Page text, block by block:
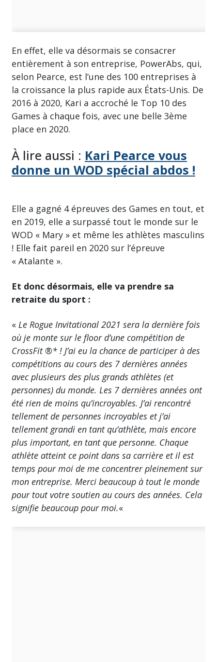
En effet, elle va désormais se consacrer
entièrement à son entreprise, PowerAbs, qui,
selon Pearce, est l’une des 100 entreprises à
la croissance la plus rapide aux États-Unis. De
2016 à 2020, Kari a accroché le Top 10 des
Games à chaque fois, avec une belle 3ème
place en 2020.
À lire aussi : Kari Pearce vous
donne un WOD spécial abdos !
Elle a gagné 4 épreuves des Games en tout, et
en 2019, elle a surpassé tout le monde sur le
WOD « Mary » et même les athlètes masculins
! Elle fait pareil en 2020 sur l’épreuve
« Atalante ».
Et donc désormais, elle va prendre sa
retraite du sport :
« Le Rogue Invitational 2021 sera la dernière fois
où je monte sur le floor d’une compétition de
CrossFit ®* ! J’ai eu la chance de participer à des
compétitions au cours des 7 dernières années
avec plusieurs des plus grands athlètes (et
personnes) du monde. Les 7 dernières années ont
été rien de moins qu’incroyables. J’ai rencontré
tellement de personnes incroyables et j’ai
tellement grandi en tant qu’athlète, mais encore
plus important, en tant que personne. Chaque
athlète atteint ce point dans sa carrière et il est
temps pour moi de me concentrer pleinement sur
mon entreprise. Merci beaucoup à tout le monde
pour tout votre soutien au cours des années. Cela
signifie beaucoup pour moi.«